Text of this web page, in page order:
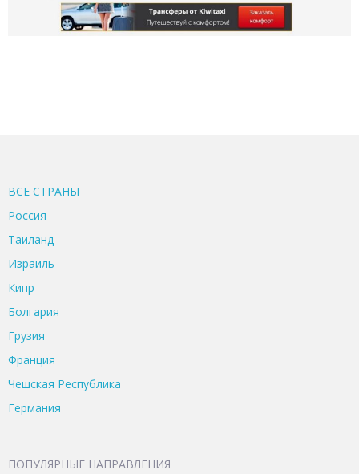
ВСЕ CТРАНЫ
Россия
Таиланд
Израиль
Кипр
Болгария
Грузия
Франция
Чешская Республика
Германия
ПОПУЛЯРНЫЕ НАПРАВЛЕНИЯ